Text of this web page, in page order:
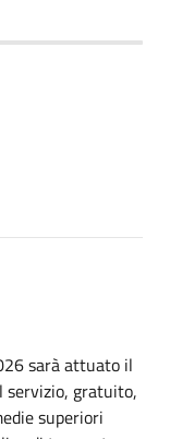
sarà attuato il
servizio, gratuito,
superiori